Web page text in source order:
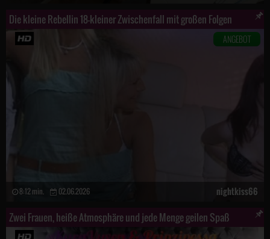
Die kleine Rebellin 18-kleiner Zwischenfall mit großen Folgen
ANGEBOT
8:12 min. 02.06.2026 nightkiss66
Zwei Frauen, heiße Atmosphäre und jede Menge geilen Spaß